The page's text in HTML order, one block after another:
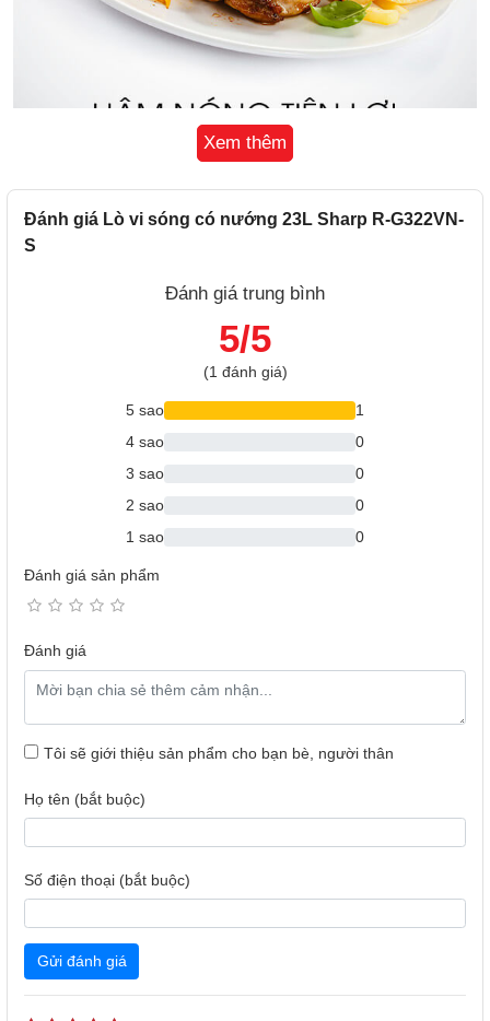
Lò vi sóng SharpLinh hoạt trong việc rã đông theo trọng
lượng hoặc theo thời gian, tối ưu hóa nhu cầu rã đông của
Bảng điều khiển của
Xem thêm
Đánh giá Lò vi sóng có nướng 23L Sharp R-G322VN-
S
Đánh giá trung bình
5/5
(1 đánh giá)
5 sao
1
4 sao
0
3 sao
0
2 sao
0
1 sao
0
Đánh giá sản phẩm
Đánh giá
Tôi sẽ giới thiệu sản phẩm cho bạn bè, người thân
Họ tên (bắt buộc)
Số điện thoại (bắt buộc)
Gửi đánh giá